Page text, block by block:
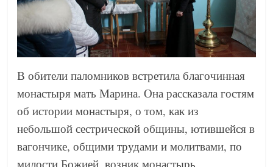
В обители паломников встретила благочинная
монастыря мать Марина. Она рассказала гостям
об истории монастыря, о том, как из
небольшой сестрической общины, ютившейся в
вагончике, общими трудами и молитвами, по
милости Божией, возник монастырь.